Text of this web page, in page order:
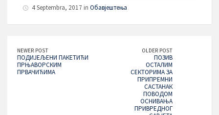
4 Septembra, 2017 in Обавјештења
NEWER POST
ПОДИЈЕЉЕНИ ПАКЕТИЋИ
ПРЊАВОРСКИМ
ПРВАЧИЋИМА
OLDER POST
ПОЗИВ
ОСТАЛИМ
СЕКТОРИМА ЗА
ПРИПРЕМНИ
САСТАНАК
ПОВОДОМ
ОСНИВАЊА
ПРИВРЕДНОГ